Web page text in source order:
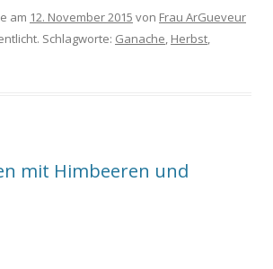
am 12. November 2015 von Frau ArGueveur
Schlagworte: Ganache, Herbst,
mit Himbeeren und